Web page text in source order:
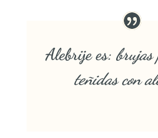
Alebrije es: brujas
teñidas con